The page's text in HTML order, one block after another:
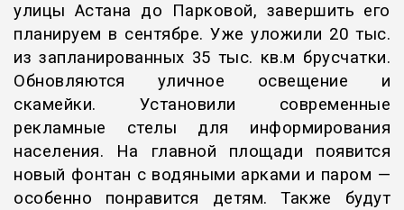
улицы Астана до Парковой, завершить его
планируем в сентябре. Уже уложили 20 тыс.
из запланированных 35 тыс. кв.м брусчатки.
Обновляются уличное освещение и
скамейки. Установили современные
рекламные стелы для информирования
населения. На главной площади появится
новый фонтан с водяными арками и паром —
особенно понравится детям. Также будут